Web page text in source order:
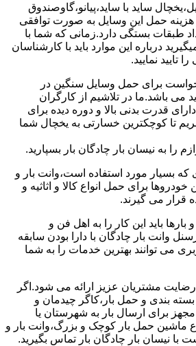
ساید با ساید،پیانو،گاوصندوق
حمل این وسایل به صورت توافقی
طبقات بستگی دارد.زمانی که شما با
درباره این موارد باید با کارشناسان
تایید نمایید.
برای حمل وسایل سنگین در
باشد.ما در تلاشیم از کارگران
قدرت بدنی بالا و دوره دیده برای
تا کوچکترین خسارتی به یخچال شما
را به نیسان بار چادگان بار بسپارید.
که بسیار مورد استفاده است،وانت بار و
برای حمل انواع کالا و اثاثیه و
قرار می گیرند.
باید این کار را به اهل فن و
وانت بار چادگان با دارا بودن سابقه
می توانند بهترین خدمات را به شما
مشتریان عزیز ارائه می شود.اگر
بسته بندی و حمل بار،کاگر چیدمان و
برای ارسال بار به شهرستان یا
ماشین حمل بار کوچک و بزرگ،وانت بار و
با نیسان بار چادگان بار تماس بگیرید.